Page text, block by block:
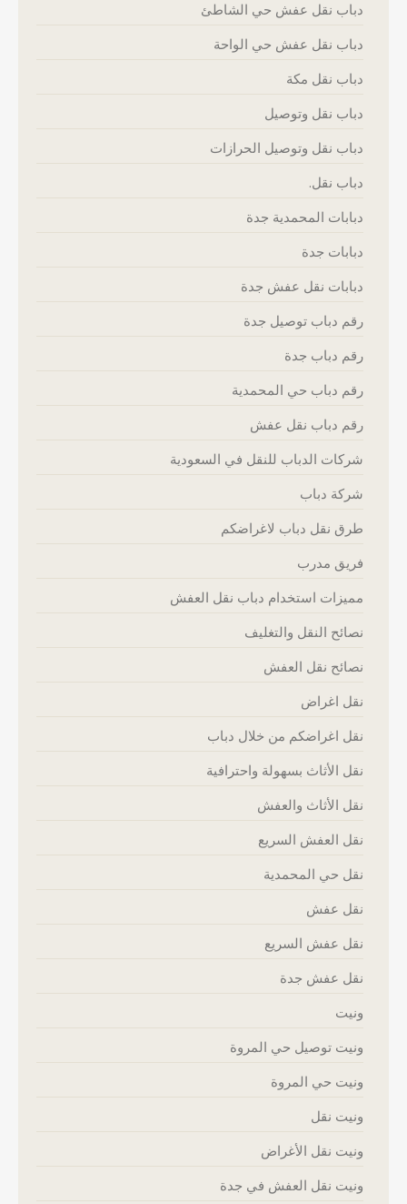
دباب نقل عفش حي الشاطئ
دباب نقل عفش حي الواحة
دباب نقل مكة
دباب نقل وتوصيل
دباب نقل وتوصيل الحرازات
دباب نقل.
دبابات المحمدية جدة
دبابات جدة
دبابات نقل عفش جدة
رقم دباب توصيل جدة
رقم دباب جدة
رقم دباب حي المحمدية
رقم دباب نقل عفش
شركات الدباب للنقل في السعودية
شركة دباب
طرق نقل دباب لاغراضكم
فريق مدرب
مميزات استخدام دباب نقل العفش
نصائح النقل والتغليف
نصائح نقل العفش
نقل اغراض
نقل اغراضكم من خلال دباب
نقل الأثاث بسهولة واحترافية
نقل الأثاث والعفش
نقل العفش السريع
نقل حي المحمدية
نقل عفش
نقل عفش السريع
نقل عفش جدة
ونيت
ونيت توصيل حي المروة
ونيت حي المروة
ونيت نقل
ونيت نقل الأغراض
ونيت نقل العفش في جدة